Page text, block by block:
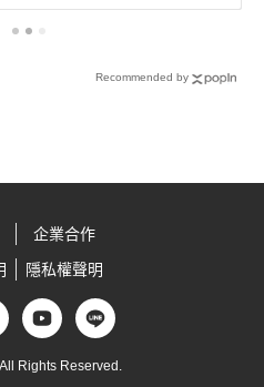
Recommended by
企業合作
隱私權聲明
Rights Reserved.